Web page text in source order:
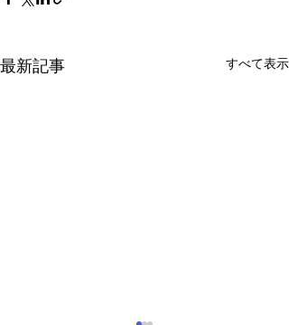
最新記事 すべて表示